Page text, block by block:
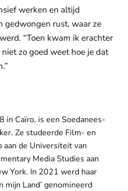
werken en altijd
gedwongen rust, waar ze
“Toen kwam ik erachter
zo goed weet hoe je dat
in Caïro, is een Soedanees-
Ze studeerde Film- en
de Universiteit van
Media Studies aan
York. In 2021 werd haar
mijn Land’ genomineerd